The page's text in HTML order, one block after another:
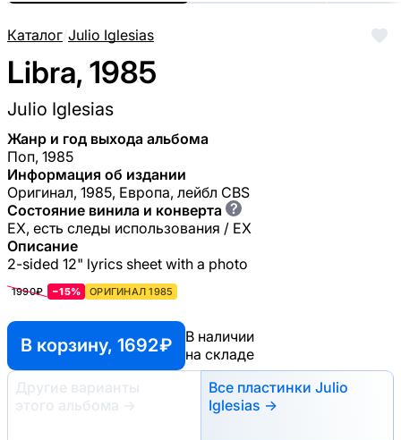
Каталог/Julio Iglesias
Libra, 1985
Julio Iglesias
Жанр и год выхода альбома
Поп, 1985
Информация об издании
Оригинал, 1985, Европа, лейбл CBS
Состояние винила и конверта ?
EX, есть следы использования / EX
Описание
2-sided 12" lyrics sheet with a photo
1990₽ −15% ОРИГИНАЛ 1985
В корзину, 1692 ₽
В наличии
на складе
Другие варианты
этого альбома
→
Все пластинки Julio
Iglesias →